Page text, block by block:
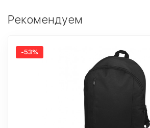
Рекомендуем
-53%